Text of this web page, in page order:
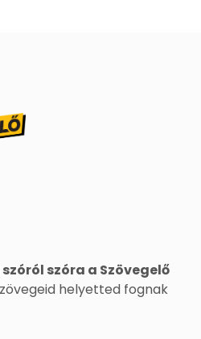
szóra a Szövegelő
helyetted fognak